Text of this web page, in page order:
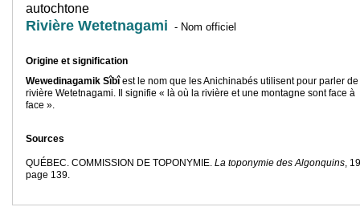
autochtone
Rivière Wetetnagami - Nom officiel
Origine et signification
Wewedinagamik Sîbîest le nom que les Anichinabés utilisent pour parler
rivière Wetetnagami. Il signifie « là où la rivière et une montagne sont face à
face ».
Sources
QUÉBEC. COMMISSION DE TOPONYMIE. La toponymie des Algonquins,
page 139.